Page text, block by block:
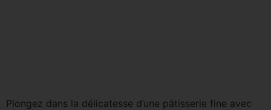
Plongez dans la délicatesse d’une pâtisserie fine avec